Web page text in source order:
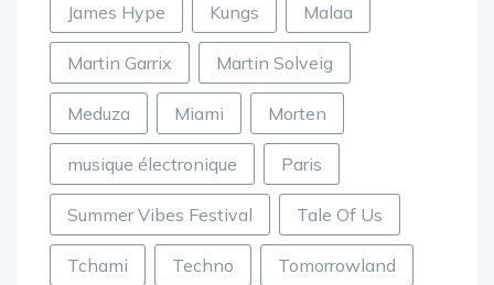
James Hype Kungs Malaa
Martin Garrix Martin Solveig
Meduza Miami Morten
musique électronique Paris
Summer Vibes Festival Tale Of Us
Tchami Techno Tomorrowland